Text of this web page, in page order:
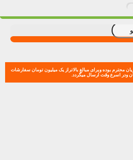
محترم بوده وبرای مبالغ بالاتراز یک میلیون تومان سفارشات
ودر اسرع وقت ارسال میگردد.